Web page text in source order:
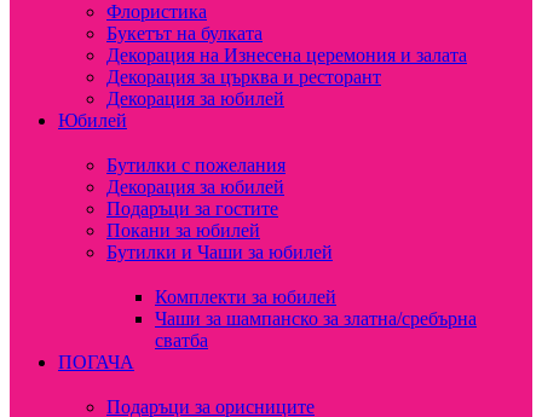
Флористика
Букетът на булката
Декорация на Изнесена церемония и залата
Декорация за църква и ресторант
Декорация за юбилей
Юбилей
Бутилки с пожелания
Декорация за юбилей
Подаръци за гостите
Покани за юбилей
Бутилки и Чаши за юбилей
Комплекти за юбилей
Чаши за шампанско за златна/сребърна
сватба
ПОГАЧА
Подаръци за орисниците